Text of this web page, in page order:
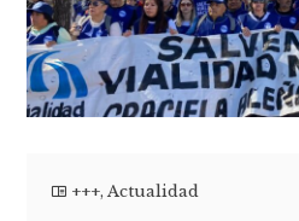
+++,Actualidad